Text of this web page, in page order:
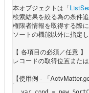
本オブジェクトは「
検索結果を絞る為の条件
権限者情報を取得する際
ソートの機能以外に指定
【 各項目の必須／任意 】
レコードの取得位置また
【使用例 - 「